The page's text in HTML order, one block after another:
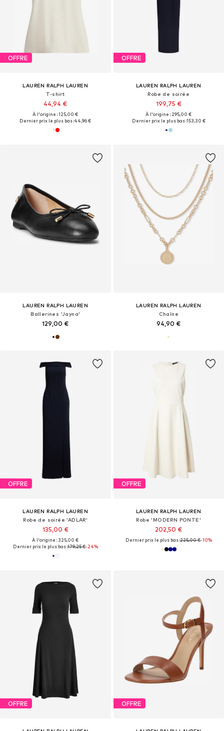
OFFRE
LAUREN RALPH LAUREN
T-shirt
44,94 €
À l'origine : 125,00 €
Dernier prix le plus bas :44,96 €
OFFRE
LAUREN RALPH LAUREN
Robe de soirée
199,75 €
À l'origine : 295,00 €
Dernier prix le plus bas :153,30 €
LAUREN RALPH LAUREN
Ballerines 'Jayna'
129,00 €
LAUREN RALPH LAUREN
Chaîne
94,90 €
OFFRE
LAUREN RALPH LAUREN
Robe de soirée 'ADLAR'
135,00 €
À l'origine : 325,00 €
Dernier prix le plus bas :179,25 €-24%
OFFRE
LAUREN RALPH LAUREN
Robe 'MODERN PONTE'
202,50 €
Dernier prix le plus bas :225,00 €-10%
OFFRE OFFRE